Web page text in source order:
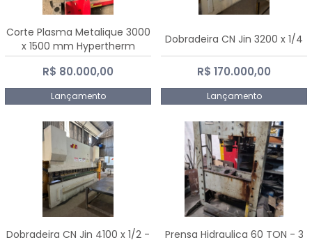
Corte Plasma Metalique 3000
x 1500 mm Hypertherm
Powermax 45 xp
R$ 80.000,00
Lançamento
Dobradeira CN Jin 3200 x 1/4
R$ 170.000,00
Lançamento
Dobradeira CN Jin 4100 x 1/2 -
Prensa Hidraulica 60 TON - 3